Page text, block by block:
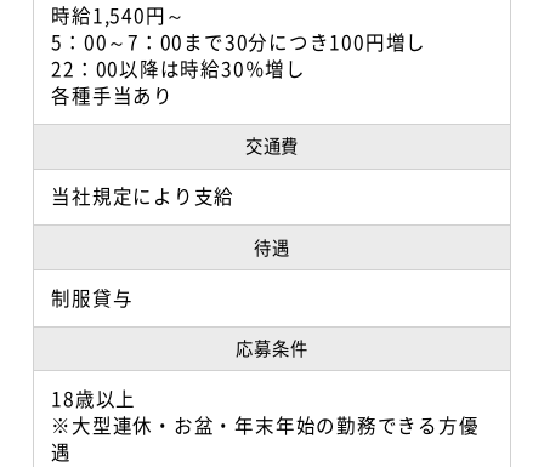
時給1,540円～
5：00～7：00まで30分につき100円増し
22：00以降は時給30％増し
各種手当あり
交通費
当社規定により支給
待遇
制服貸与
応募条件
18歳以上
※大型連休・お盆・年末年始の勤務できる方優
遇